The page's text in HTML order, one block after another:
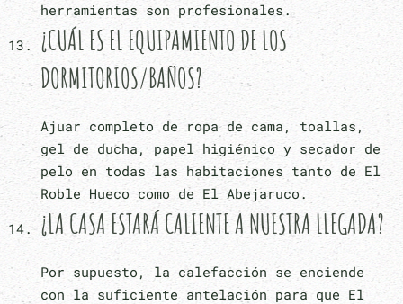
herramientas son profesionales.
¿CUÁL ES EL EQUIPAMIENTO DE LOS
DORMITORIOS/BAÑOS?
Ajuar completo de ropa de cama, toallas,
gel de ducha, papel higiénico y secador de
pelo en todas las habitaciones tanto de El
Roble Hueco como de El Abejaruco.
¿LA CASA ESTARÁ CALIENTE A NUESTRA LLEGADA?
Por supuesto, la calefacción se enciende
con la suficiente antelación para que El